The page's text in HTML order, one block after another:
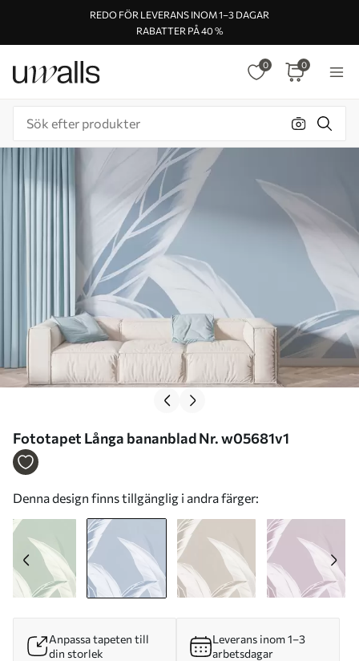
REDO FÖR LEVERANS INOM 1–3 DAGAR
RABATTER PÅ 40 %
0 0
Fototapet Långa bananblad Nr. w05681v1
Denna design finns tillgänglig i andra färger:
Anpassa tapeten till
din storlek
Leverans inom 1–3
arbetsdagar